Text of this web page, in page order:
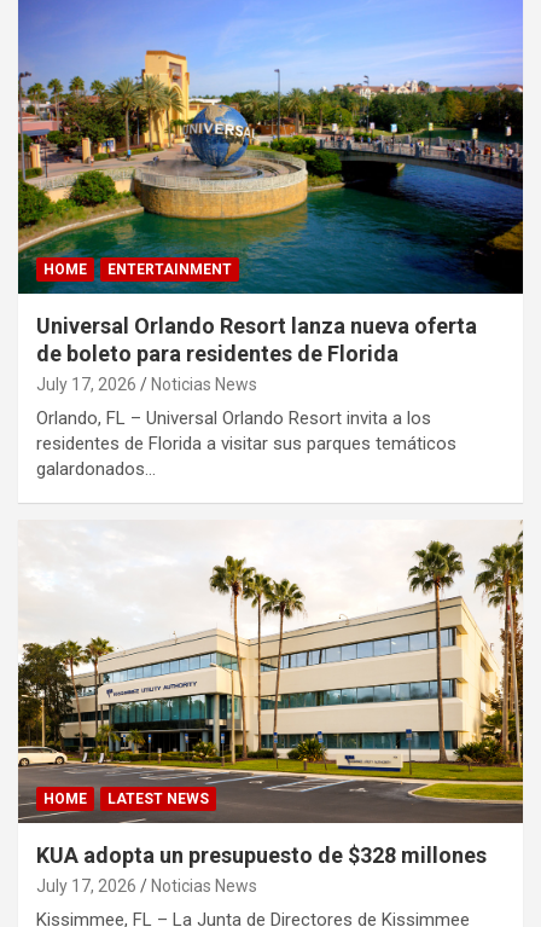
HOME ENTERTAINMENT
Universal Orlando Resort lanza nueva oferta
de boleto para residentes de Florida
July 17, 2026 Noticias News
Orlando, FL – Universal Orlando Resort invita a los
residentes de Florida a visitar sus parques temáticos
galardonados…
HOME LATEST NEWS
KUA adopta un presupuesto de $328 millones
July 17, 2026 Noticias News
Kissimmee, FL – La Junta de Directores de Kissimmee